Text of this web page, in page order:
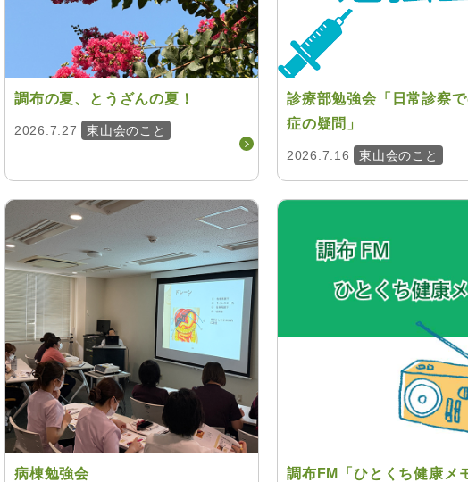
調布の夏、とうざんの夏！
2026.7.27 東山会のこと
診療部勉強会「日常診察
症の疑問」
2026.7.16 東山会のこと
病棟勉強会
調布FM「ひとくち健康メ